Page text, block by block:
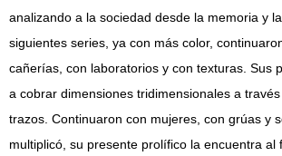
analizando a la sociedad desde la memoria y
siguientes series, ya con más color,
cañerías, con laboratorios y con texturas. Sus
a cobrar dimensiones tridimensionales a
trazos. Continuaron con mujeres, con grúas y
multiplicó, su presente prolífico la encuentra al